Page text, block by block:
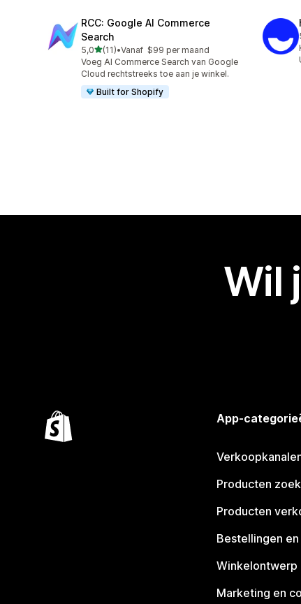
RCC: Google AI Commerce
Search
5,0van 5 sterren
(11)
11 recensies in totaal
•Vanaf $99 per maand
Voeg AI Commerce Search van Google
Cloud rechtstreeks toe aan je winkel.
Built for Shopify
Wil
App-
Producten
Producten
Bestellingen
Winkelontwerp
Marketing en